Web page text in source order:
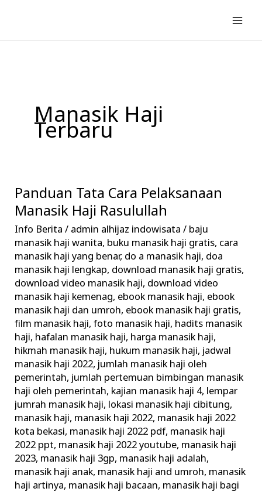
konten
Manasik Haji
Terbaru
Panduan Tata Cara Pelaksanaan
Manasik Haji Rasulullah
Info Berita / admin alhijaz indowisata/ baju
manasik haji wanita, buku manasik haji gratis, cara
manasik haji yang benar, do a manasik haji, doa
manasik haji lengkap, download manasik haji gratis,
download video manasik haji, download video
manasik haji kemenag, ebook manasik haji, ebook
manasik haji dan umroh, ebook manasik haji gratis,
film manasik haji,foto manasik haji, hadits manasik
haji, hafalan manasik haji, harga manasik haji,
hikmah manasik haji, hukum manasik haji, jadwal
manasik haji 2022, jumlah manasik haji oleh
pemerintah, jumlah pertemuan bimbingan manasik
haji oleh pemerintah, kajian manasik haji 4, lempar
jumrah manasik haji, lokasi manasik haji cibitung,
manasik haji, manasik haji 2022, manasik haji 2022
kota bekasi, manasik haji 2022 pdf, manasik haji
2022 ppt, manasik haji 2022 youtube, manasik haji
2023, manasik haji 3gp, manasik haji adalah,
manasik haji anak, manasik haji and umroh, manasik
haji artinya, manasik haji bacaan, manasik haji bagi
Panduan
Tata
Cara
Pelaksanaan
Manasik
Haji
Rasulullah